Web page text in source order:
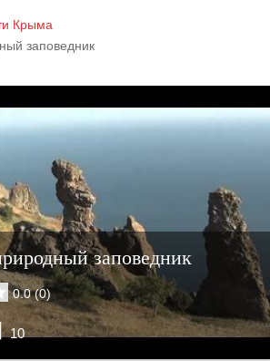
Крыма
заповедник
заповедник
0.0(0)
10